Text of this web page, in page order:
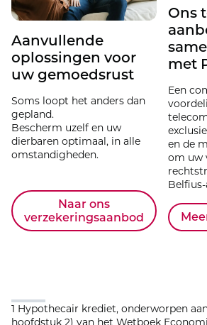
Aanvullende
oplossingen voor
uw gemoedsrust
Soms loopt het anders dan
gepland.
Bescherm uzelf en uw
dierbaren optimaal, in alle
omstandigheden.
Naar ons
verzekeringsaanbod
Ons
met
Een
en de
om uw
1 Hypothecair krediet, onderworpen
hoofdstuk 2) van het Wetboek